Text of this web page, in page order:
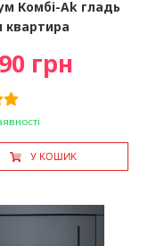
Комбі-Ak гладь
квартира
грн
У КОШИК